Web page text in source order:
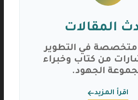
المقالات
متخصصة في التطوير
من كتاب وخبراء
الجهود.
اقرأ المزيد